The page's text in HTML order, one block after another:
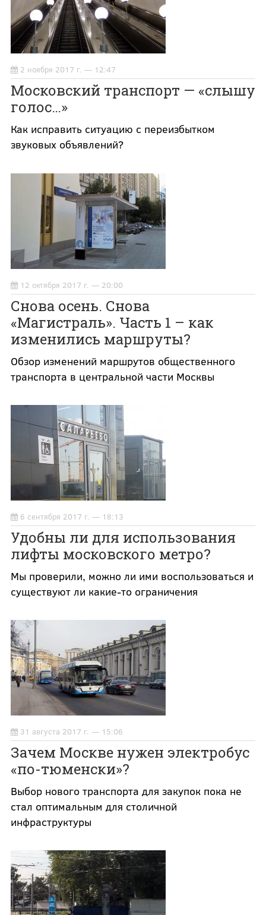
2 ноября 2017 г. — 12:47
Московский транспорт — «слышу
голос…»
Как исправить ситуацию с переизбытком
звуковых объявлений?
12 октября 2017 г. — 20:00
Снова осень. Снова
«Магистраль». Часть 1 – как
изменились маршруты?
Обзор изменений маршрутов общественного
транспорта в центральной части Москвы
6 сентября 2017 г. — 18:13
Удобны ли для использования
лифты московского метро?
Мы проверили, можно ли ими воспользоваться и
существуют ли какие-то ограничения
31 августа 2017 г. — 15:06
Зачем Москве нужен электробус
«по-тюменски»?
Выбор нового транспорта для закупок пока не
стал оптимальным для столичной
инфраструктуры